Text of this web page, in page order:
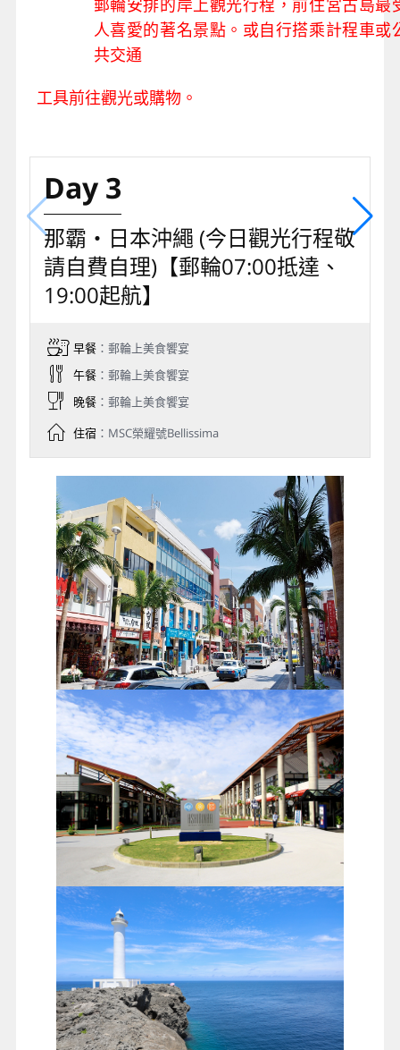
郵輪安排的岸上觀光行程，前住宮古島最
人喜愛的著名景點。或自行搭乘計程車或
共交通
工具前往觀光或購物。
Day 3
那霸‧日本沖繩 (今日觀光行程敬
請自費自理)【郵輪07:00抵達、
19:00起航】
早餐：郵輪上美食饗宴
午餐：郵輪上美食饗宴
晚餐：郵輪上美食饗宴
住宿：MSC榮耀號Bellissima